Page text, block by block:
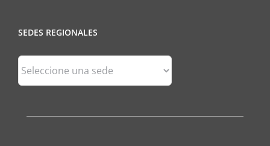
SEDES REGIONALES
Sedes
Regionales